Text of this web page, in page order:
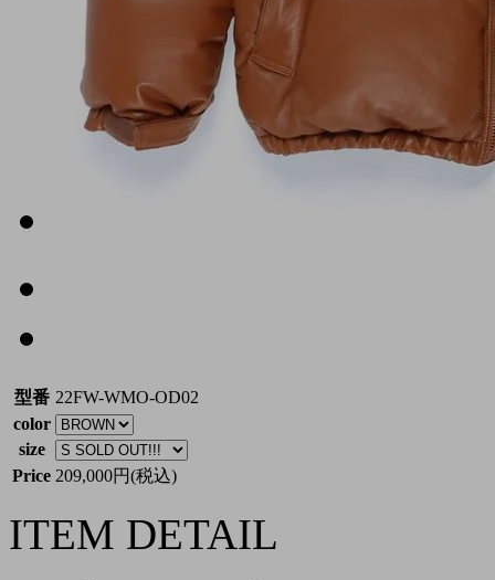
型番 22FW-WMO-OD02
color
size
Price 209,000円(税込)
ITEM DETAIL